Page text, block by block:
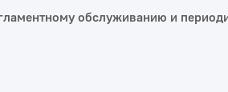
обслуживанию и